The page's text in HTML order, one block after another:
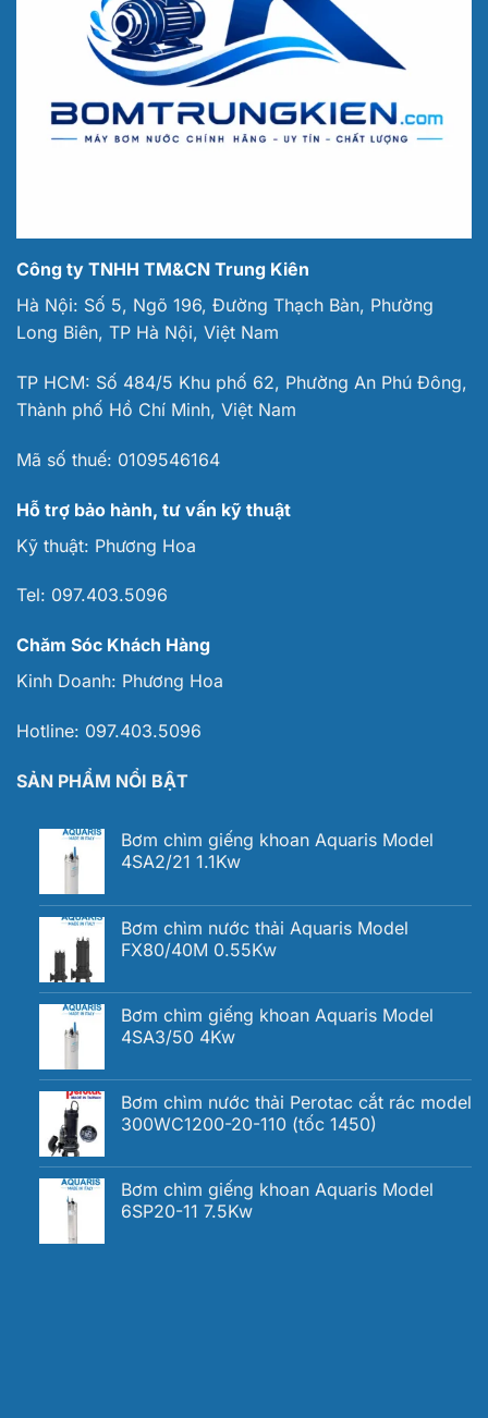
Công ty TNHH TM&CN Trung Kiên
Hà Nội: Số 5, Ngõ 196, Đường Thạch Bàn, Phường
Long Biên, TP Hà Nội, Việt Nam
TP HCM: Số 484/5 Khu phố 62, Phường An Phú Đông,
Thành phố Hồ Chí Minh, Việt Nam
Mã số thuế: 0109546164
Hỗ trợ bảo hành, tư vấn kỹ thuật
Kỹ thuật: Phương Hoa
Tel: 097.403.5096
Chăm Sóc Khách Hàng
Kinh Doanh: Phương Hoa
Hotline: 097.403.5096
SẢN PHẨM NỔI BẬT
Bơm chìm giếng khoan Aquaris Model
4SA2/21 1.1Kw
Bơm chìm nước thải Aquaris Model
FX80/40M 0.55Kw
Bơm chìm giếng khoan Aquaris Model
4SA3/50 4Kw
Bơm chìm nước thải Perotac cắt rác model
300WC1200-20-110 (tốc 1450)
Bơm chìm giếng khoan Aquaris Model
6SP20-11 7.5Kw